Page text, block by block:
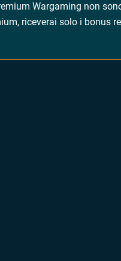
Wargaming non
riceverai solo i bonus